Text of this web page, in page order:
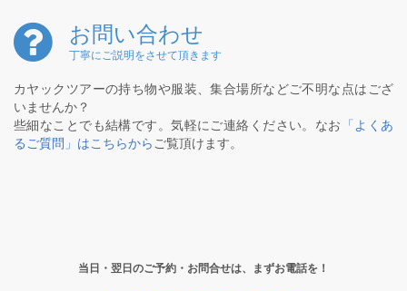
お問い合わせ
丁寧にご説明をさせて頂きます
カヤックツアーの持ち物や服装、集合場所などご不明な点はござ
いませんか？
些細なことでも結構です。気軽にご連絡ください。なお
「よくあ
るご質問」はこちらから ご覧頂けます。
当日・翌日のご予約・お問合せは、まずお電話を！